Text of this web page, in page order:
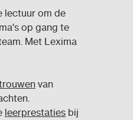
lectuur om de
op gang te
Met Lexima
van
leerprestatiesbij